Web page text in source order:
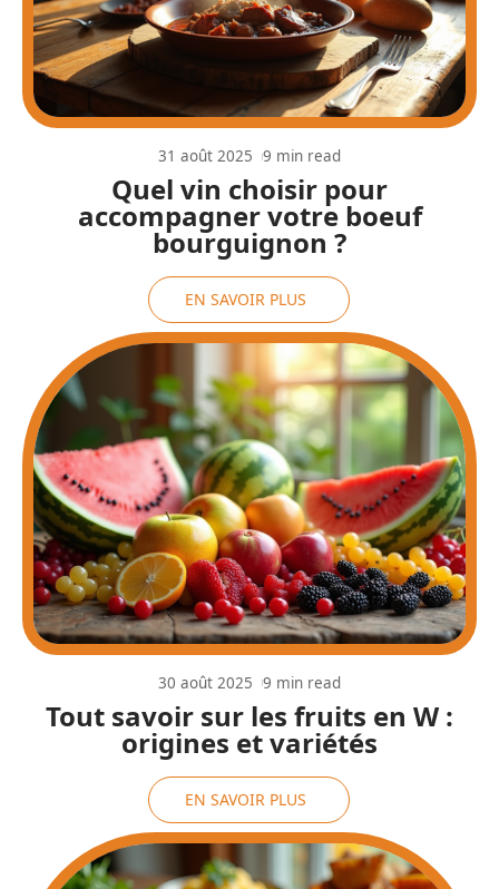
Quel vin choisir pour
accompagner votre boeuf
bourguignon ?
31 août 2025 9 min read
EN SAVOIR PLUS
Tout savoir sur les fruits en W :
origines et variétés
30 août 2025 9 min read
EN SAVOIR PLUS